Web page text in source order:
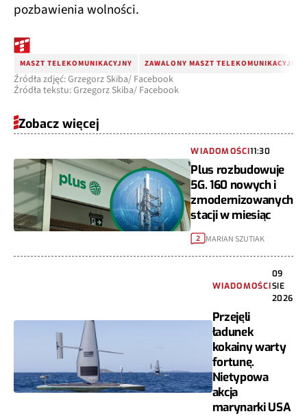
pozbawienia wolności.
MASZT TELEKOMUNIKACYJNY ZAWALONY MASZT TELEKOMUNIKACYJNY
Źródła zdjęć: Grzegorz Skiba/ Facebook
Źródła tekstu: Grzegorz Skiba/ Facebook
Zobacz więcej
WIADOMOŚCI11:30
Plus rozbudowuje
5G. 160 nowych i
zmodernizowanych
stacji w miesiąc
2 MARIAN SZUTIAK
WIADOMOŚCI
09
SIE
2026
Przejęli
ładunek
kokainy warty
fortunę.
Nietypowa
akcja
marynarki USA